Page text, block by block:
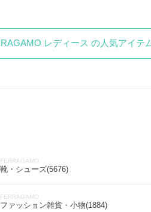
レディース の人気アイテ
FERRAGAMO
靴・シューズ(5676)
FERRAGAMO
ファッション雑貨・小物(1884)